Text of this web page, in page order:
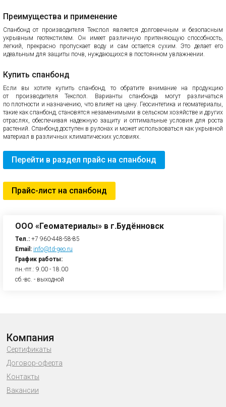
Преимущества и применение
Спанбонд от производителя Текспол является долговечным и безопасным
укрывным геотекстилем. Он имеет различную притеняющую способность,
легкий, прекрасно пропускает воду и сам остается сухим. Это делает его
идеальным для защиты почв, нуждающихся в постоянном увлажнении.
Купить спанбонд
Если вы хотите купить спанбонд, то обратите внимание на продукцию
от производителя Текспол. Варианты спанбонда могут различаться
по плотности и назначению, что влияет на цену. Геосинтетика и геоматериалы,
такие как спанбонд, становятся незаменимыми в сельском хозяйстве и других
отраслях, обеспечивая надежную защиту и оптимальные условия для роста
растений. Спанбонд доступен в рулонах и может использоваться как укрывной
материал в различных климатических условиях.
Перейти в раздел прайс на спанбонд
Прайс-лист на спанбонд
ООО «Геоматериалы» в г.Будённовск
Тел.: +7 960-448-58-85
Email: info@td-geo.ru
График работы:
пн.-пт.: 9.00 - 18.00
сб.-вс. - выходной
Компания
Сертификаты
Договор-оферта
Контакты
Вакансии